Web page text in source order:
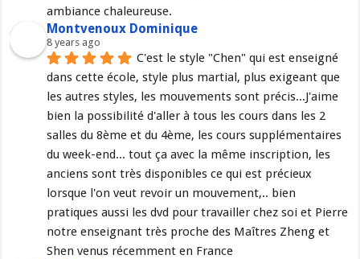
ambiance chaleureuse.
Montvenoux Dominique
8 years ago
C'est le style "Chen" qui est enseigné
dans cette école, style plus martial, plus exigeant que
les autres styles, les mouvements sont précis...J'aime
bien la possibilité d'aller à tous les cours dans les 2
salles du 8ème et du 4ème, les cours supplémentaires
du week-end... tout ça avec la même inscription, les
anciens sont très disponibles ce qui est précieux
lorsque l'on veut revoir un mouvement,.. bien
pratiques aussi les dvd pour travailler chez soi et Pierre
notre enseignant très proche des Maîtres Zheng et
Shen venus récemment en France